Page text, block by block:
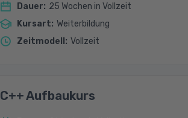
Dauer: 25 Wochen in Vollzeit
Kursart: Weiterbildung
Zeitmodell : Vollzeit
C++ Aufbaukurs